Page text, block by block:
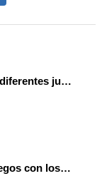
Programa con Scratch, 8 diferentes juegos para vivir la emoción de los partidos de España en el mundial 2026
Programa con Scratch juegos con los partidos del mundial 2026 ganados por España